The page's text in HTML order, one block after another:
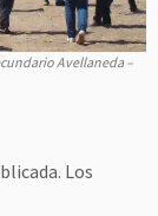
Avellaneda –
Los